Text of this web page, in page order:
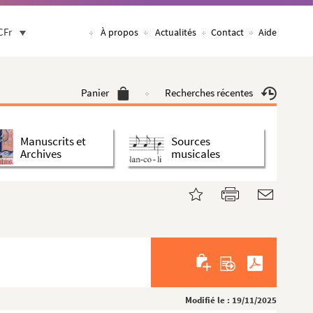
À propos Actualités Contact Aide
Panier Recherches récentes
Manuscrits et
Archives
Sources
musicales
Modifié le : 19/11/2025